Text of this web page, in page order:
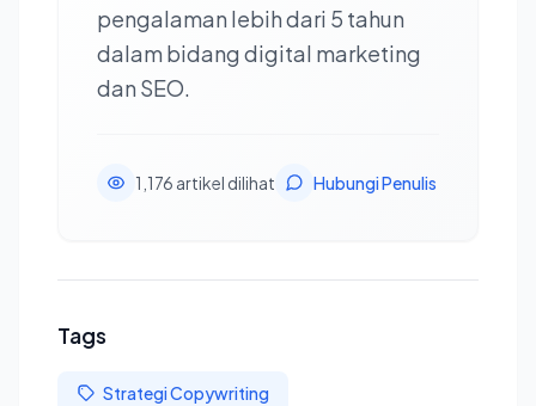
pengalaman lebih dari 5 tahun
dalam bidang digital marketing
dan SEO.
1,176 artikel dilihat Hubungi Penulis
Tags
Strategi Copywriting